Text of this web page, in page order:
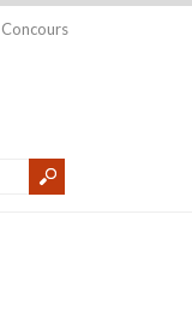
Concours